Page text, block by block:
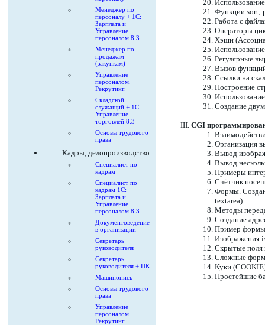
Менеджер по
персоналу + 1С:
Зарплата и
Управление
персоналом 8.3
Менеджер по
продажам
(закупкам)
Управление
персоналом.
Рекрутинг.
Складской
служащий + 1С
Управление
торговлей 8.3
Основы трудового
права
Кадры, делопроизводство
Специалист по
кадрам
Специалист по
кадрам 1С:
Зарплата и
Управление
персоналом 8.3
Документоведение
в организации
Секретарь
руководителя
Секретарь
руководителя + ПК
Машинопись
Основы трудового
права
Управление
персоналом.
Рекрутинг
Функции sort;
Работа с
Операторы
Хэши
Регулярные
Вызов
Ссылки на
Построение
Создание
CGI
Организация
Вывод
Вывод
Примеры
Счётчик
Формы.
textarea).
Методы
Создание
Пример формы
Изображения
Скрытые поля
Сложные
Куки
Простейшие